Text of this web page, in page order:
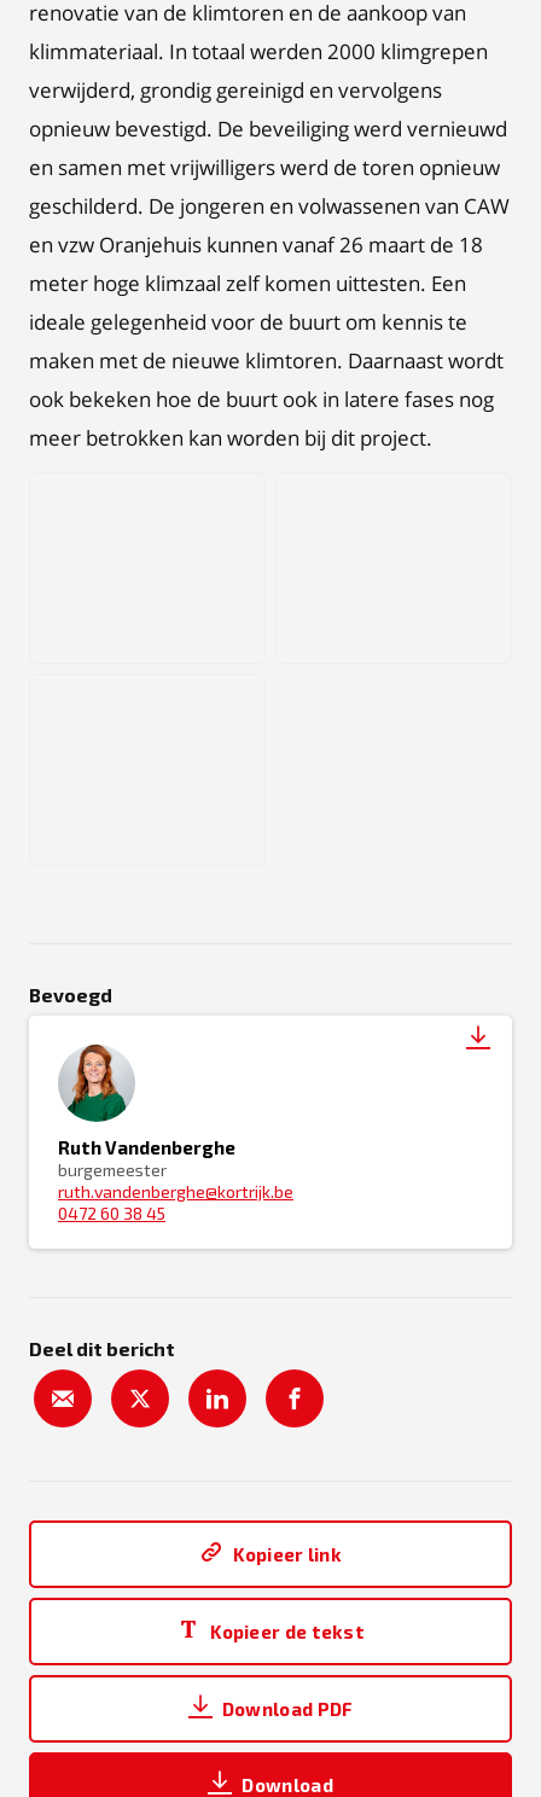
renovatie van de klimtoren en de aankoop van
klimmateriaal. In totaal werden 2000 klimgrepen
verwijderd, grondig gereinigd en vervolgens
opnieuw bevestigd. De beveiliging werd vernieuwd
en samen met vrijwilligers werd de toren opnieuw
geschilderd. De jongeren en volwassenen van CAW
en vzw Oranjehuis kunnen vanaf 26 maart de 18
meter hoge klimzaal zelf komen uittesten. Een
ideale gelegenheid voor de buurt om kennis te
maken met de nieuwe klimtoren. Daarnaast wordt
ook bekeken hoe de buurt ook in latere fases nog
meer betrokken kan worden bij dit project.
Bevoegd
Ruth Vandenberghe
burgemeester
ruth.vandenberghe@kortrijk.be
0472 60 38 45
Deel dit bericht
Kopieer link
Kopieer de tekst
Download PDF
Download